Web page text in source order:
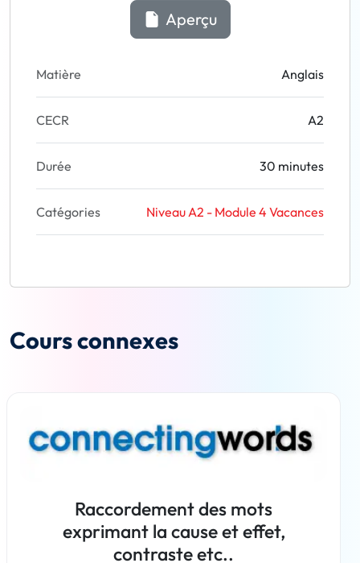
Aperçu
Matière Anglais
CECR A2
Durée 30 minutes
Catégories Niveau A2 - Module 4 Vacances
Cours connexes
Raccordement des mots
exprimant la cause et effet,
contraste etc..